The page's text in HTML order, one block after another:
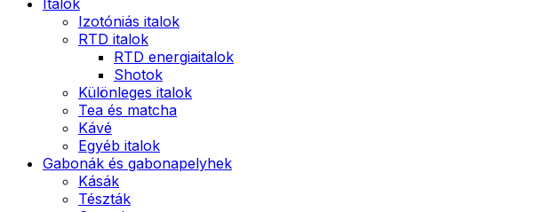
Izotóniás italok
RTD italok
RTD energiaitalok
Shotok
Különleges italok
Tea és matcha
Kávé
Egyéb italok
Gabonák és gabonapelyhek
Kásák
Tészták